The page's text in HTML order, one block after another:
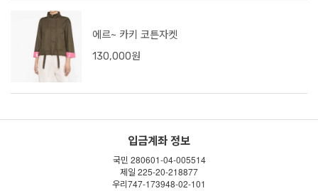
에르~ 카키 코튼자켓
130,000원
입금계좌 정보
국민 280601-04-005514
제일 225-20-218877
우리747-173948-02-101